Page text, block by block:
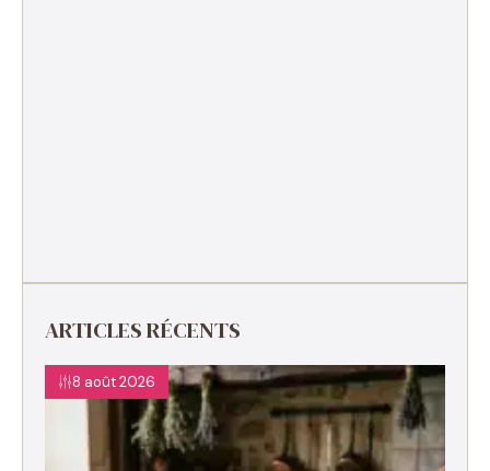
ARTICLES RÉCENTS
8 août 2026